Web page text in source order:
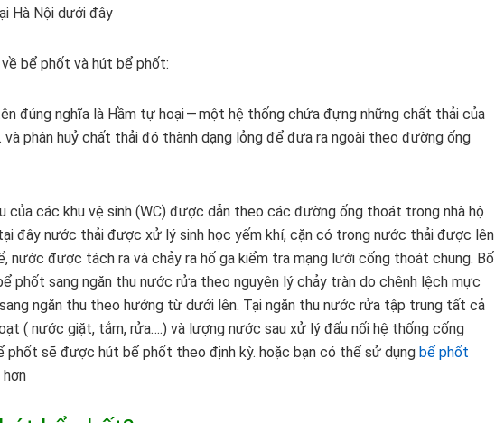
Hà Nội dưới đây
bể phốt và hút bể phốt:
đúng nghĩa là Hầm tự hoại — một hệ thống chứa đựng những chất thải của
và phân huỷ chất thải đó thành dạng lỏng để đưa ra ngoài theo đường ống
của các khu vệ sinh (WC) được dẫn theo các đường ống thoát trong nhà hộ
đây nước thải được xử lý sinh học yếm khí, cặn có trong nước thải được lên
nước được tách ra và chảy ra hố ga kiểm tra mạng lưới cống thoát chung. Bố
phốt sang ngăn thu nước rửa theo nguyên lý chảy tràn do chênh lệch mực
ngăn thu theo hướng từ dưới lên. Tại ngăn thu nước rửa tập trung tất cả
( nước giặt, tắm, rửa….) và lượng nước sau xử lý đấu nối hệ thống cống
phốt sẽ được hút bể phốt theo định kỳ. hoặc bạn có thể sử dụng bể phốt